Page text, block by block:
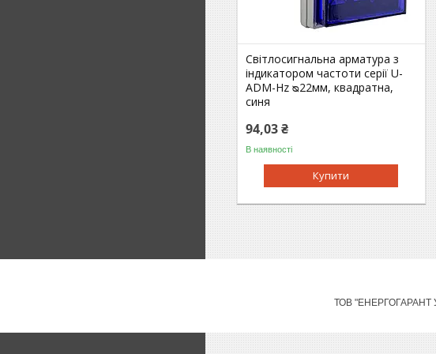
Світлосигнальна арматура з
індикатором частоти серії U-
ADM-Hz ᴓ22мм, квадратна,
синя
94,03 ₴
В наявності
Купити